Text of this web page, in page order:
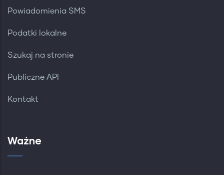
Powiadomienia SMS
Podatki lokalne
Szukaj na stronie
Publiczne API
Kontakt
Ważne